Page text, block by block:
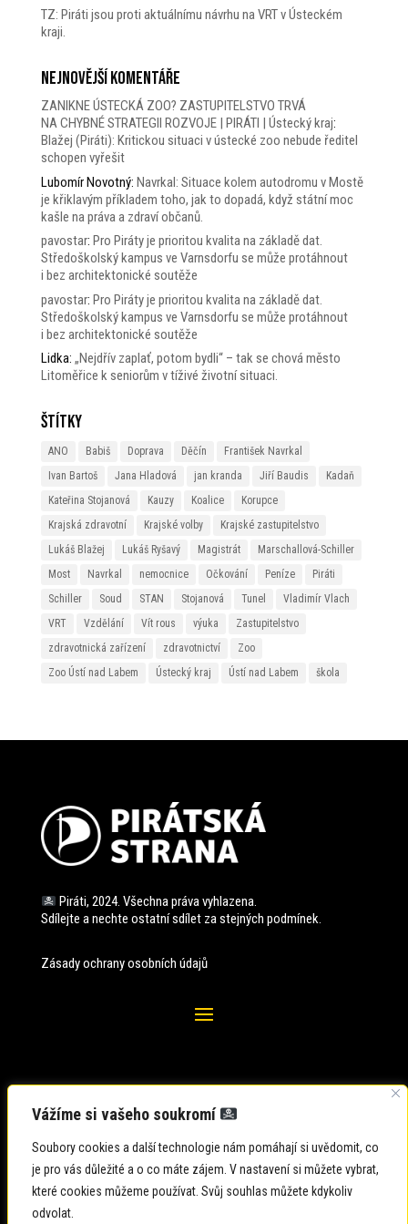
Vážíme si vašeho soukromí
Soubory cookies a další technologie nám pomáhají si uvědomit, co
je pro vás důležité a o co máte zájem. V nastavení si můžete vybrat,
které cookies můžeme používat. Svůj souhlas můžete kdykoliv
odvolat.
TZ: Piráti jsou proti aktuálnímu návrhu na VRT v Ústeckém
kraji.
Nejnovější komentáře
ZANIKNE ÚSTECKÁ ZOO? ZASTUPITELSTVO TRVÁ
NA CHYBNÉ STRATEGII ROZVOJE | PIRÁTI | Ústecký kraj:
Blažej (Piráti): Kritickou situaci v ústecké zoo nebude ředitel
schopen vyřešit
Lubomír Novotný: Navrkal: Situace kolem autodromu v Mostě
je křiklavým příkladem toho, jak to dopadá, když státní moc
kašle na práva a zdraví občanů.
pavostar: Pro Piráty je prioritou kvalita na základě dat.
Středoškolský kampus ve Varnsdorfu se může protáhnout
i bez architektonické soutěže
pavostar: Pro Piráty je prioritou kvalita na základě dat.
Středoškolský kampus ve Varnsdorfu se může protáhnout
i bez architektonické soutěže
Lidka: „Nejdřív zaplať, potom bydli“ – tak se chová město
Litoměřice k seniorům v tíživé životní situaci.
Štítky
ANO Babiš Doprava Děčín
František Navrkal
Ivan Bartoš
Jana Hladová jan kranda Jiří Baudis
Kadaň
Kateřina Stojanová
Kauzy Koalice
Korupce
Krajská zdravotní
Krajské volby
Krajské zastupitelstvo
Lukáš Blažej
Lukáš Ryšavý Magistrát
Marschallová-Schiller
Most
Navrkal nemocnice Očkování Peníze
Piráti
Schiller
Soud STAN Stojanová Tunel
Vladimír Vlach
VRT
Vzdělání Vít rous výuka
Zastupitelstvo
zdravotnická zařízení
zdravotnictví
Zoo
Zoo Ústí nad Labem
Ústecký kraj Ústí nad Labem škola
Piráti, 2024. Všechna práva vyhlazena.
Sdílejte a nechte ostatní sdílet za stejných podmínek.
Zásady ochrany osobních údajů
Zadavatel: Česká pirátská strana